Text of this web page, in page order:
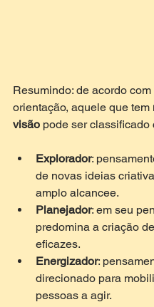
Resumindo: de acordo com
orientação, aquele que tem
visão pode ser classificado
Explorador:
de novas ideias
amplo alcancee.
Planejador: em seu
predomina a criação
eficazes.
Energizador:
direcionado para
pessoas a agir.